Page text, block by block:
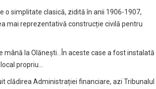
o simplitate clasică, zidită în anii 1906-1907,
mai reprezentativă construcție civilă pentru
mână la Olănești…În aceste case a fost instalată
propriu…
clădirea Administrației financiare, azi Tribunalul